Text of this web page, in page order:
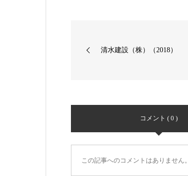
清水建設（株）（2018）
コメント ( 0 )
この記事へのコメントはありません。